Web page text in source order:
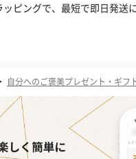
ッピングで、最短で即日発送
自分へのご褒美プレゼント・ギフ